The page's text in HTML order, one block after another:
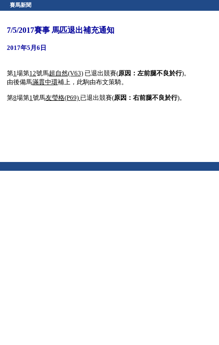
賽馬新聞
7/5/2017賽事 馬匹退出補充通知
2017年5月6日
第1場第12號馬超自然(V63) 已退出競賽(原因： 左前腿不良於行)。
由後備馬滿貫中環補上，此駒由布文策騎。
第8場第1 號馬友瑩格(P69) 已退出競賽(原因：右前腿不良於行)。